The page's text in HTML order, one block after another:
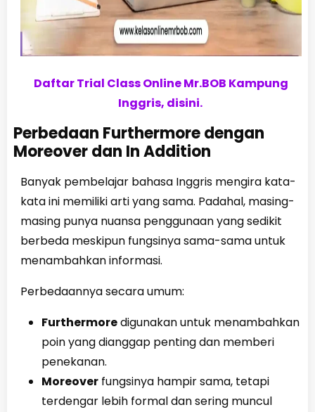
Daftar Trial Class Online Mr.BOB Kampung
Inggris, disini.
Perbedaan Furthermore dengan
Moreover dan In Addition
Banyak pembelajar bahasa Inggris mengira kata-
kata ini memiliki arti yang sama. Padahal, masing-
masing punya nuansa penggunaan yang sedikit
berbeda meskipun fungsinya sama-sama untuk
menambahkan informasi.
Perbedaannya secara umum:
Furthermoredigunakan untuk menambahkan
poin yang dianggap penting dan memberi
penekanan.
Moreoverfungsinya hampir sama, tetapi
terdengar lebih formal dan sering muncul